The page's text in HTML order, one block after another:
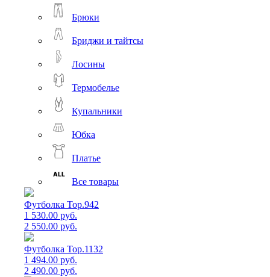
Брюки
Бриджи и тайтсы
Лосины
Термобелье
Купальники
Юбка
Платье
Все товары
Футболка Top.942
1 530.00 руб.
2 550.00 руб.
Футболка Top.1132
1 494.00 руб.
2 490.00 руб.